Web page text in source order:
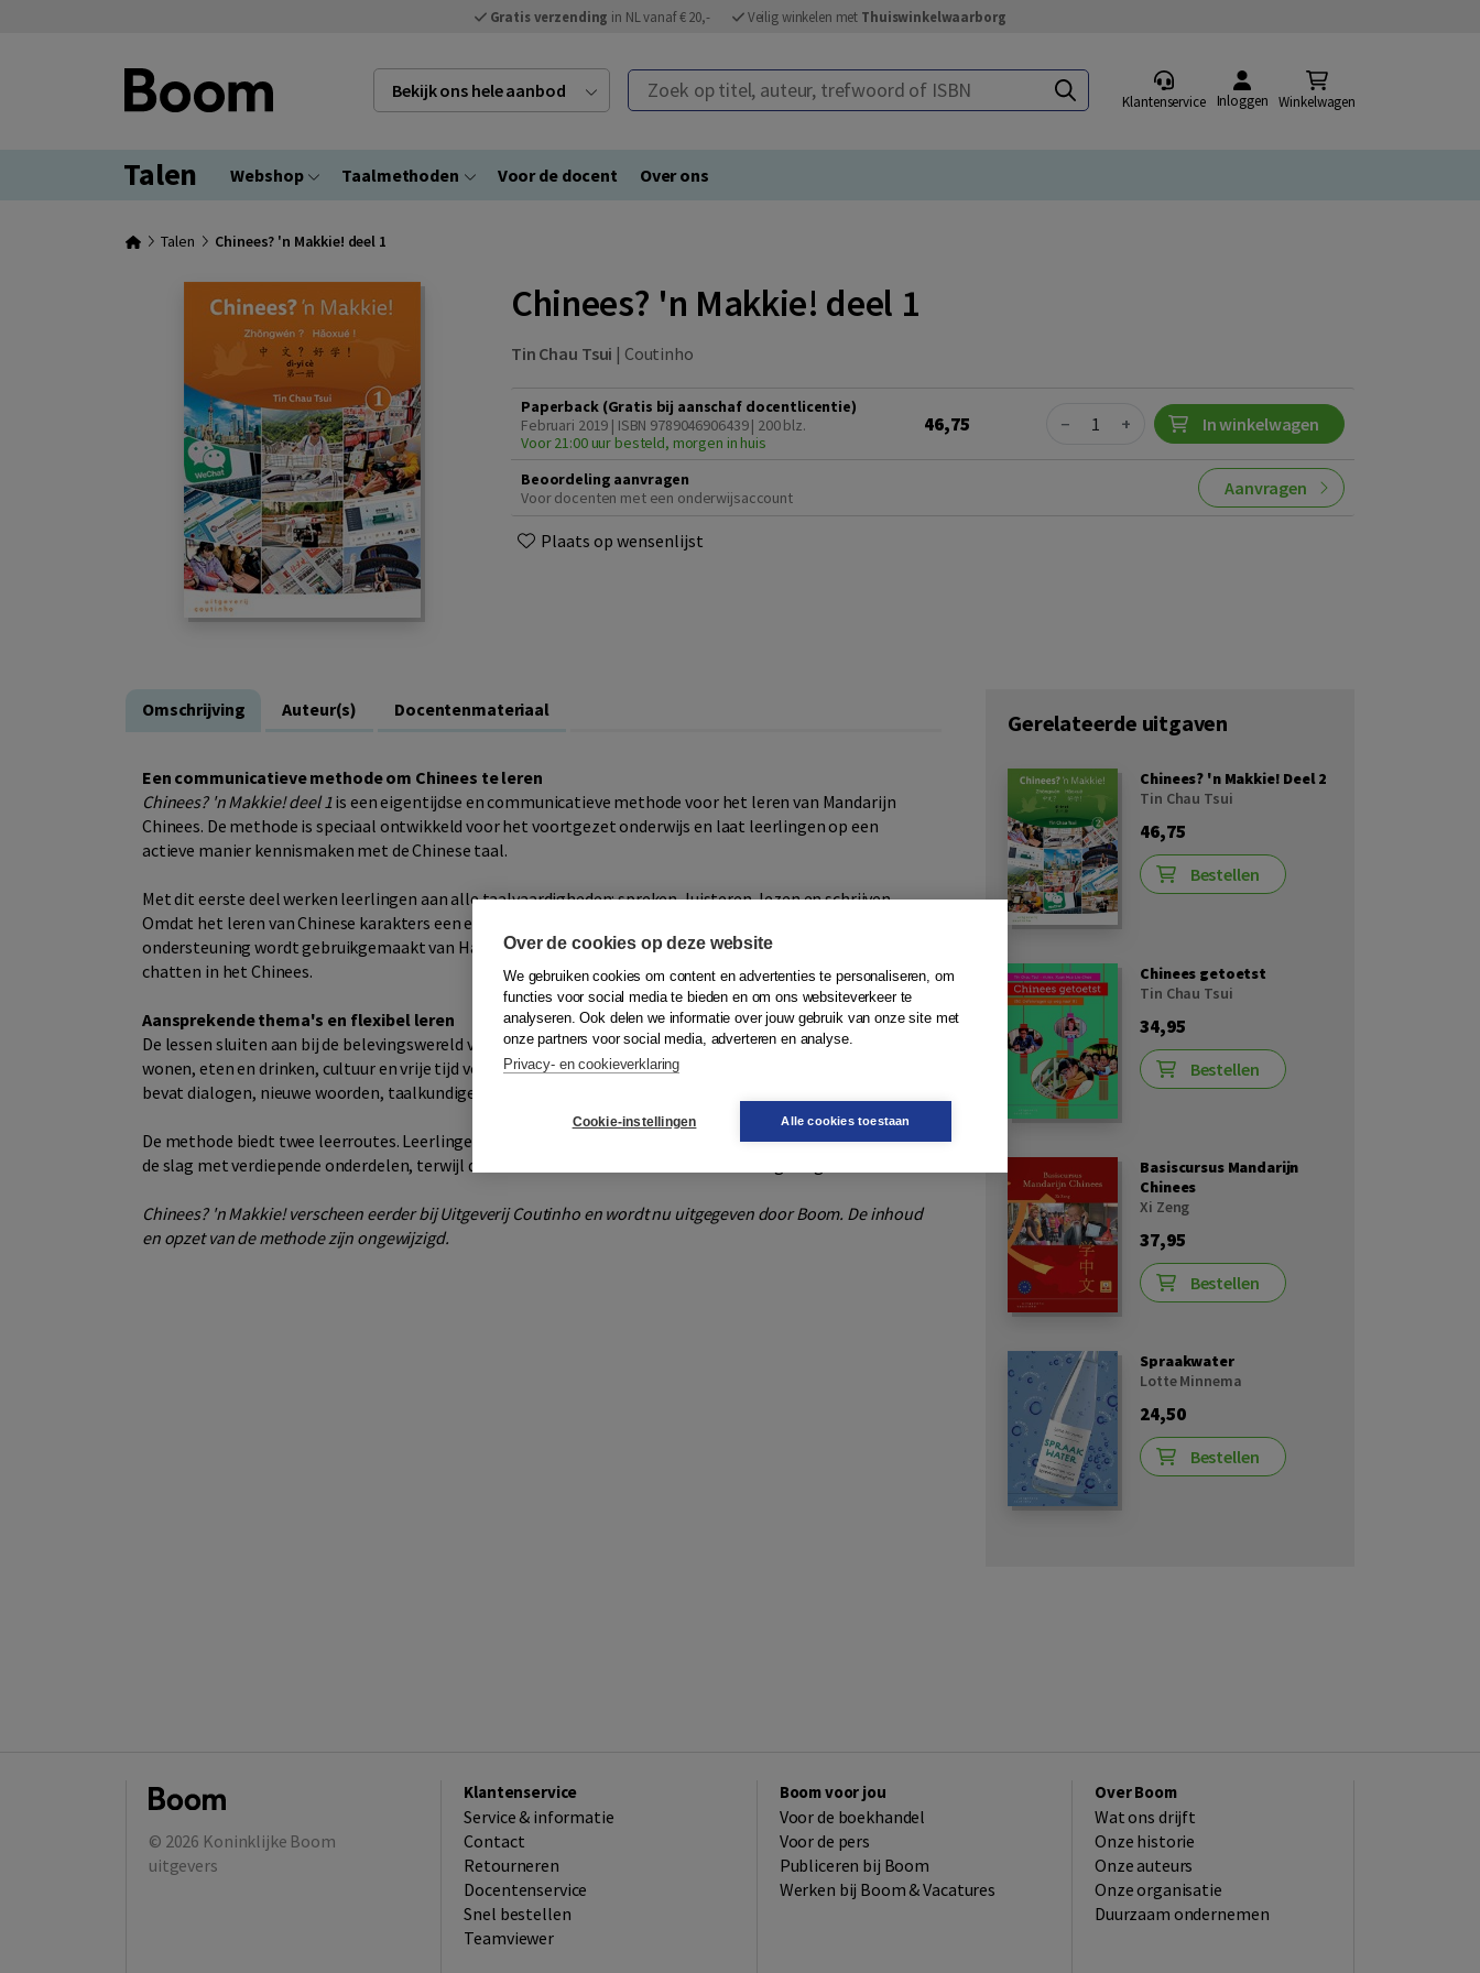
Gratis verzending in NL vanaf € 20,- Veilig winkelen met Thuiswinkelwaarborg
Bekijk ons hele aanbod Zoek op titel, auteur, trefwoord of ISBN
Klantenservice Inloggen Winkelwagen
Talen Webshop Taalmethoden Voor de docent Over ons
Talen Chinees? 'n Makkie! deel 1
Chinees? 'n Makkie! deel 1
Tin Chau Tsui | Coutinho
Paperback (Gratis bij aanschaf docentlicentie)
Februari 2019 | ISBN 9789046906439| 200 blz.
Voor 21:00 uur besteld, morgen in huis
46,75 Quantity
− + In winkelwagen
Beoordeling aanvragen
Voor docenten met een onderwijsaccount
Aanvragen
Plaats op wensenlijst
Omschrijving Auteur(s) Docentenmateriaal
Een communicatieve methode om Chinees te leren
Chinees? 'n Makkie! deel 1is een eigentijdse en communicatieve methode voor het leren van Mandarijn
Chinees. De methode is speciaal ontwikkeld voor het voortgezet onderwijs en laat leerlingen op een
actieve manier kennismaken met de Chinese taal.
Met dit eerste deel werken leerlingen aan alle taalvaardigheden: spreken, luisteren, lezen en schrijven.
Omdat het leren van Chinese karakters een extra uitdaging vormt, is daar veel aandacht voor. Ter
ondersteuning wordt gebruikgemaakt van Hanyu Pinyin, waardoor leerlingen al snel kunnen typen en
chatten in het Chinees.
Aansprekende thema's en flexibel leren
De lessen sluiten aan bij de belevingswereld van middelbare scholieren. Thema's als kennismaken, familie,
wonen, eten en drinken, cultuur en vrije tijd vormen de basis voor betekenisvolle communicatie. Elke les
bevat dialogen, nieuwe woorden, taalkundige en culturele informatie en gevarieerde oefeningen.
De methode biedt twee leerroutes. Leerlingen die sneller willen communiceren in het Chinees kunnen aan
de slag met verdiepende onderdelen, terwijl deze onderdelen ook kunnen worden overgeslagen.
Chinees? 'n Makkie! verscheen eerder bij Uitgeverij Coutinho en wordt nu uitgegeven door Boom. De inhoud
en opzet van de methode zijn ongewijzigd.
Gerelateerde uitgaven
Chinees? 'n Makkie! Deel 2
Tin Chau Tsui
46,75
Bestellen
Chinees getoetst
Tin Chau Tsui
34,95
Bestellen
Basiscursus Mandarijn
Chinees
Xi Zeng
37,95
Bestellen
Spraakwater
Lotte Minnema
24,50
Bestellen
© 2026 Koninklijke Boom
uitgevers
Klantenservice
Service & informatie
Contact
Retourneren
Docentenservice
Snel bestellen
Teamviewer
Boom voor jou
Voor de boekhandel
Voor de pers
Publiceren bij Boom
Werken bij Boom & Vacatures
Over Boom
Wat ons drijft
Onze historie
Onze auteurs
Onze organisatie
Duurzaam ondernemen
Over de cookies op deze website
We gebruiken cookies om content en advertenties te personaliseren, om
functies voor social media te bieden en om ons websiteverkeer te
analyseren. Ook delen we informatie over jouw gebruik van onze site met
onze partners voor social media, adverteren en analyse.
Privacy- en cookieverklaring
Cookie-instellingen Alle cookies toestaan